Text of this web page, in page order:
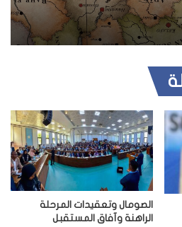
الصومال وتعقيدات المرحلة
الراهنة وآفاق المستقبل